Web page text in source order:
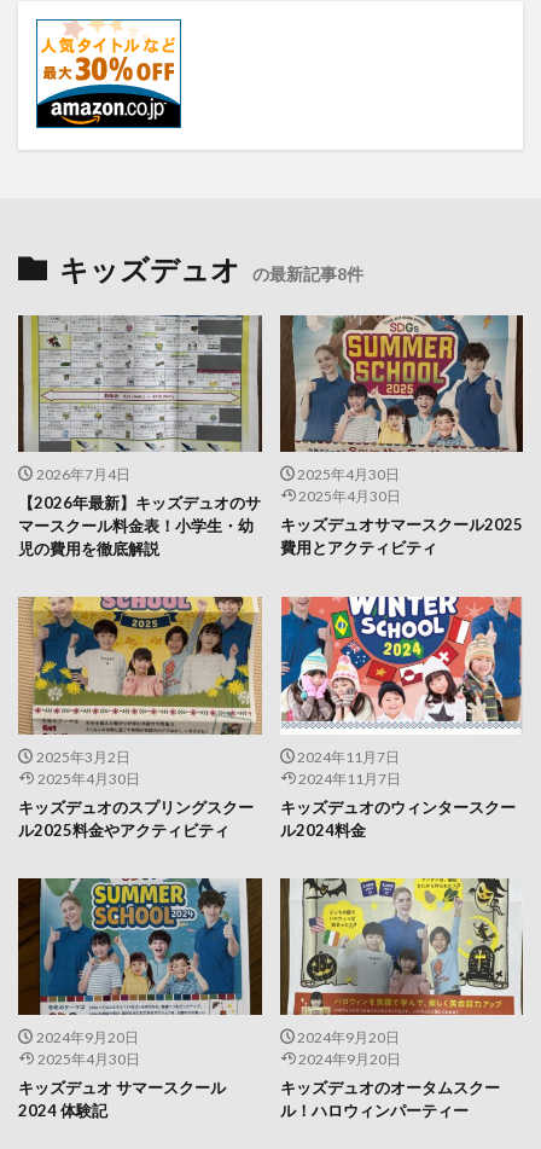
キッズデュオ の最新記事8件
2026年7月4日
【2026年最新】キッズデュオのサ
マースクール料金表！小学生・幼
児の費用を徹底解説
2025年4月30日
2025年4月30日
キッズデュオサマースクール2025
費用とアクティビティ
2025年3月2日
2025年4月30日
キッズデュオのスプリングスクー
ル2025料金やアクティビティ
2024年11月7日
2024年11月7日
キッズデュオのウィンタースクー
ル2024料金
2024年9月20日
2025年4月30日
キッズデュオ サマースクール
2024 体験記
2024年9月20日
2024年9月20日
キッズデュオのオータムスクー
ル！ハロウィンパーティー